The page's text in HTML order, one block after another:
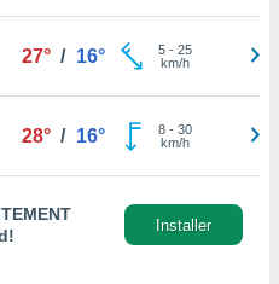
27° / 16° 5- 25
km/h
28° / 16° 8- 30
km/h
Installer